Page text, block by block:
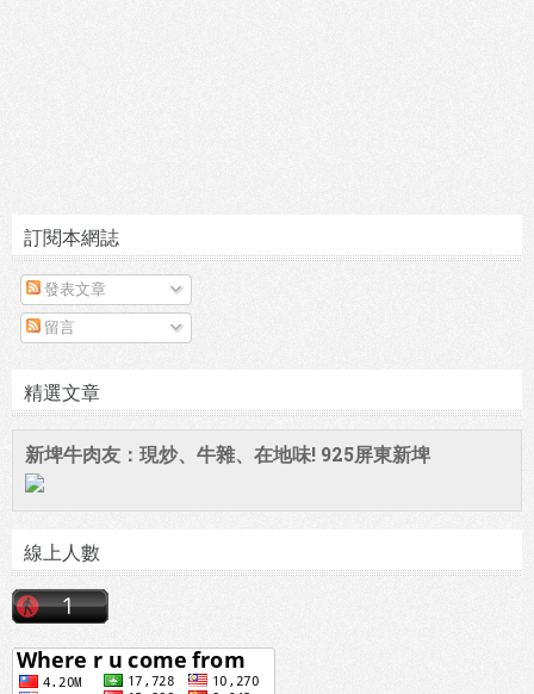
訂閱本網誌
發表文章
留言
精選文章
新埤牛肉友：現炒、牛雜、在地味! 925屏東新埤
線上人數